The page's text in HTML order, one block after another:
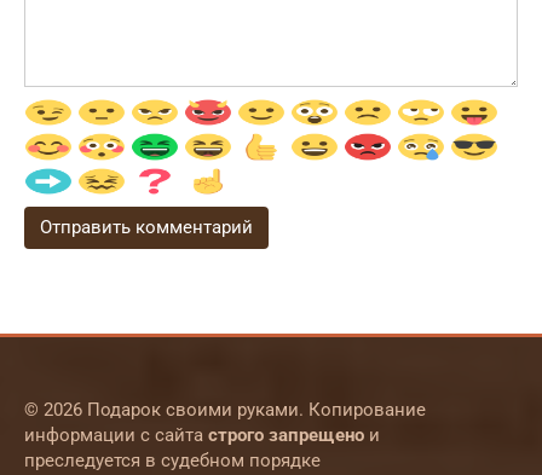
© 2026 Подарок своими руками. Копирование
информации с сайта строго запрещено и
преследуется в судебном порядке